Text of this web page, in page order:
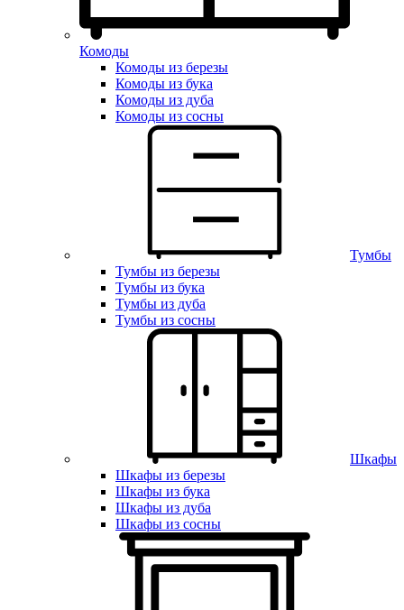
Комоды
Комоды из березы
Комоды из бука
Комоды из дуба
Комоды из сосны
Тумбы
Тумбы из березы
Тумбы из бука
Тумбы из дуба
Тумбы из сосны
Шкафы
Шкафы из березы
Шкафы из бука
Шкафы из дуба
Шкафы из сосны